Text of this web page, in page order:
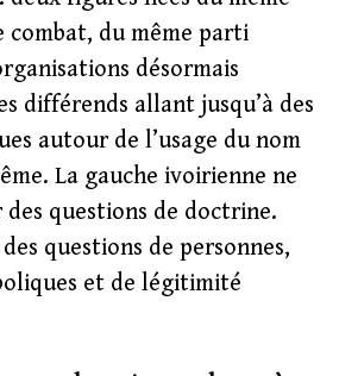
combat, du même parti
désormais
différends allant jusqu’à des
autour de l’usage du nom
La gauche ivoirienne ne
des questions de doctrine.
questions de personnes,
et de légitimité